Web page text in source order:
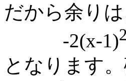
だから余りは
-2(x-1)2
となります